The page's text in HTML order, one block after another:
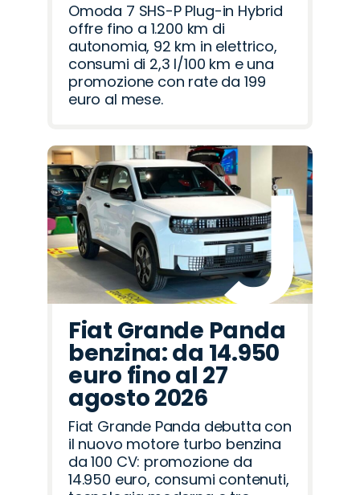
Omoda 7 SHS-P Plug-in Hybrid
offre fino a 1.200 km di
autonomia, 92 km in elettrico,
consumi di 2,3 l/100 km e una
promozione con rate da 199
euro al mese.
Fiat Grande Panda
benzina: da 14.950
euro fino al 27
agosto 2026
Fiat Grande Panda debutta con
il nuovo motore turbo benzina
da 100 CV: promozione da
14.950 euro, consumi contenuti,